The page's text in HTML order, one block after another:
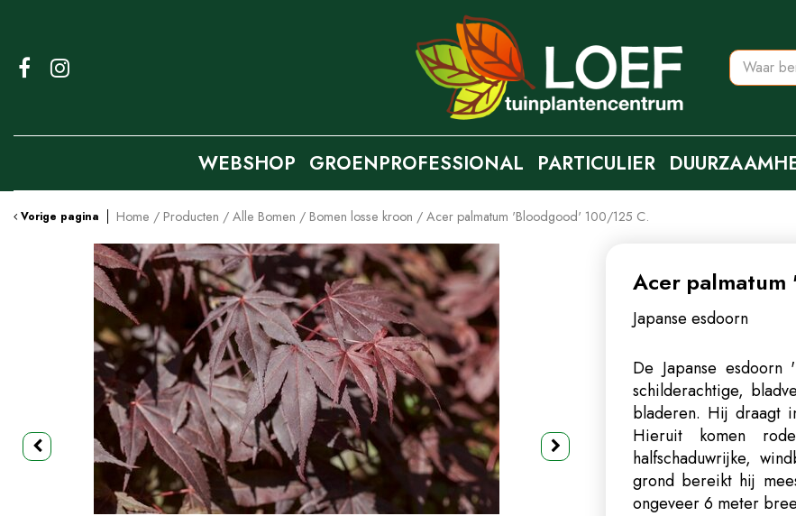
content
Vorige pagina Home Producten Alle Bomen Bomen losse kroon Acer palmatum 'Bloodgood' 100/125 C.
WEBSHOP GROENPROFESSIONAL PARTICULIER
Acer
Japanse esdoorn
De Japanse
schilderachtige,
bladeren. Hij draagt
Hieruit komen
halfschaduwrijke,
grond bereikt hij
ongeveer 6 meter